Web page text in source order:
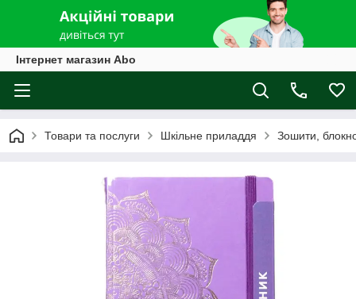
Інтернет магазин Abo
Товари та послуги Шкільне приладдя Зошити,